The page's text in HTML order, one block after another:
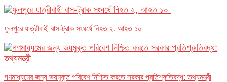
ফুলপুরে যাত্রীবাহী বাস-ট্রাক সংঘর্ষে নিহত ২, আহত ১০
গণমাধ্যমের জন্য ভয়মুক্ত পরিবেশ নিশ্চিত করতে সরকার প্রতিশ্রুতিবদ্ধ: তথ্যমন্ত্রী